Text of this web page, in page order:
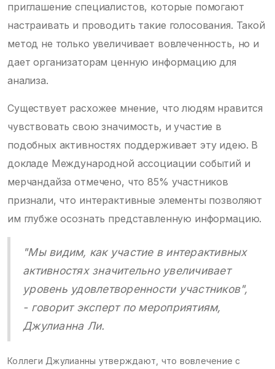
приглашение специалистов, которые помогают
настраивать и проводить такие голосования. Такой
метод не только увеличивает вовлеченность, но и
дает организаторам ценную информацию для
анализа.
Существует расхожее мнение, что людям нравится
чувствовать свою значимость, и участие в
подобных активностях поддерживает эту идею. В
докладе Международной ассоциации событий и
мерчандайза отмечено, что 85% участников
признали, что интерактивные элементы позволяют
им глубже осознать представленную информацию.
"Мы видим, как участие в интерактивных
активностях значительно увеличивает
уровень удовлетворенности участников",
- говорит эксперт по мероприятиям,
Джулианна Ли.
Коллеги Джулианны утверждают, что вовлечение с